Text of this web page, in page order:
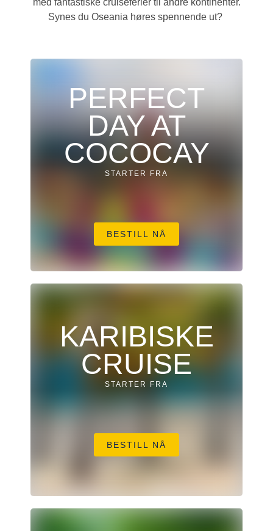
Synes du Oseania høres spennende ut?
PERFECT
DAY AT
COCOCAY
STARTER FRA
BESTILL NÅ
KARIBISKE
CRUISE
STARTER FRA
BESTILL NÅ